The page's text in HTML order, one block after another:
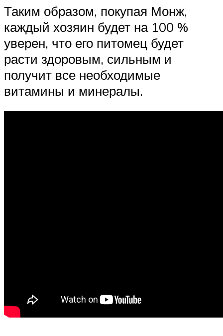
Таким образом, покупая Монж,
каждый хозяин будет на 100 %
уверен, что его питомец будет
расти здоровым, сильным и
получит все необходимые
витамины и минералы.